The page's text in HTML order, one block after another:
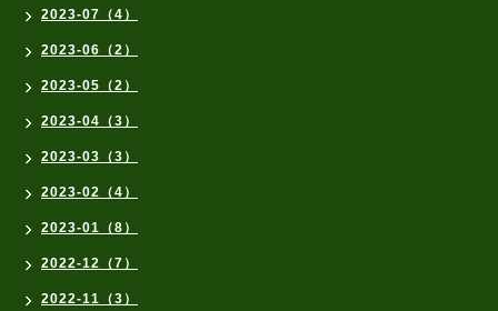
2023-07（4）
2023-06（2）
2023-05（2）
2023-04（3）
2023-03（3）
2023-02（4）
2023-01（8）
2022-12（7）
2022-11（3）